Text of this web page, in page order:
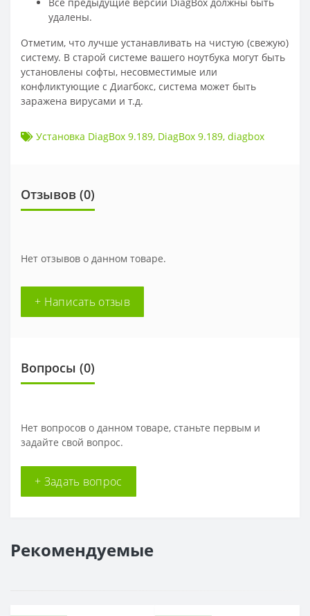
удалены.
Отметим, что лучше устанавливать на чистую (свежую)
систему. В старой системе вашего ноутбука могут быть
установлены софты, несовместимые или
конфликтующие с Диагбокс, система может быть
заражена вирусами и т.д.
Установка DiagBox 9.189, DiagBox 9.189, diagbox
Отзывов (0)
Нет отзывов о данном товаре.
+ Написать отзыв
Вопросы (0)
Нет вопросов о данном товаре, станьте первым и
задайте свой вопрос.
+ Задать вопрос
Рекомендуемые